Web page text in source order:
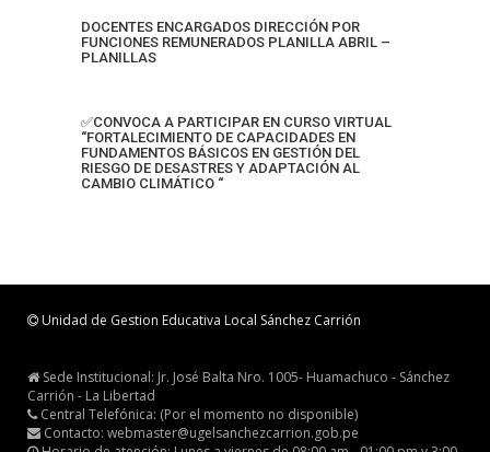
DOCENTES ENCARGADOS DIRECCIÓN POR
FUNCIONES REMUNERADOS PLANILLA ABRIL –
PLANILLAS
✅CONVOCA A PARTICIPAR EN CURSO VIRTUAL
“FORTALECIMIENTO DE CAPACIDADES EN
FUNDAMENTOS BÁSICOS EN GESTIÓN DEL
RIESGO DE DESASTRES Y ADAPTACIÓN AL
CAMBIO CLIMÁTICO “
Unidad de Gestion Educativa Local Sánchez Carrión
Sede Institucional: Jr. José Balta Nro. 1005- Huamachuco - Sánchez
Carrión - La Libertad
Central Telefónica: (Por el momento no disponible)
Contacto: webmaster@ugelsanchezcarrion.gob.pe